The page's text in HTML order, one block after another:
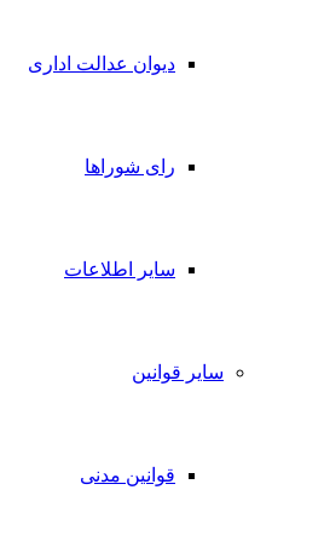
دیوان عدالت اداری
رای شوراها
سایر اطلاعات
سایر قوانین
قوانین مدنی